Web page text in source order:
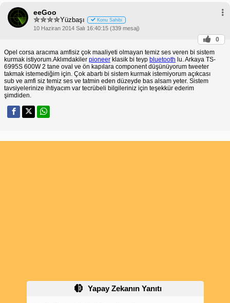
eeGoo
Yüzbaşı Konu Sahibi
10 Haziran 2014 Salı 16:40:15 (339 mesaj)
0
Opel corsa aracıma amfisiz çok maaliyeti olmayan temiz ses veren bi sistem
kurmak istiyorum.Aklımdakiler pioneer klasik bi teyp bluetooth lu. Arkaya TS-
6995S 600W 2 tane oval ve ön kapılara component düşünüyorum tweeter
takmak istemediğim için. Çok abartı bi sistem kurmak istemiyorum açıkcası
sub ve amfi siz temiz ses ve tatmin eden düzeyde bas alsam yeter. Sistem
tavsiyelerinize ihtiyacım var tecrübeli bilgileriniz için teşekkür ederim
şimdiden.
Yapay Zekanın Yanıtı